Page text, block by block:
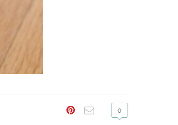
0